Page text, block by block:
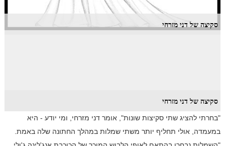
סקיצה של דני מזרחי
סקיצה של דני מזרחי
"בחרתי להציג שתי סקיצות שונות", אומר דני מזרחי, ומי יודע - היא
במעמדה, אולי תחליף יותר משתי שמלות במהלך החתונה שלה באמת.